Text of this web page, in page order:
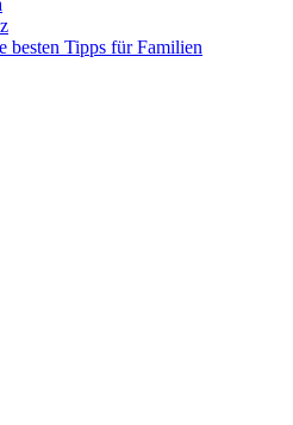
besten Tipps für Familien